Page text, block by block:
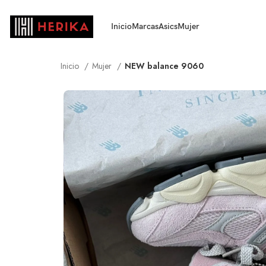
InicioMarcasAsicsMujer
Inicio Mujer NEW balance 9060